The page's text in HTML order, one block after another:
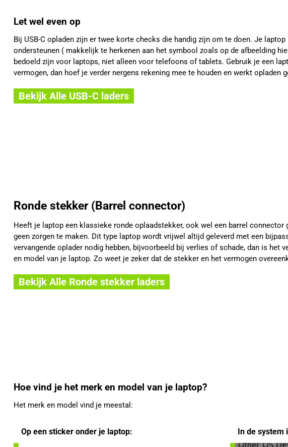
Let wel even op
Bij USB-C opladen zijn er twee korte checks die handig zijn om te doen. Je laptop
ondersteunen ( makkelijk te herkenen aan het symbool zoals op de afbeelding
bedoeld zijn voor laptops, niet alleen voor telefoons of tablets. Gebruik je een
vermogen, dan hoef je verder nergens rekening mee te houden en werkt opladen
Bekijk Alle USB-C laders
Ronde stekker (Barrel connector)
Heeft je laptop een klassieke ronde oplaadstekker, ook wel een barrel connector
geen zorgen te maken. Dit type laptop wordt vrijwel altijd geleverd met een
vervangende oplader nodig hebben, bijvoorbeeld bij verlies of schade, dan is het
en model van je laptop. Zo weet je zeker dat de stekker en het vermogen
Bekijk Alle Ronde stekker laders
Hoe vind je het merk en model van je laptop?
Het merk en model vind je meestal:
Op een sticker onder je laptop: In de system